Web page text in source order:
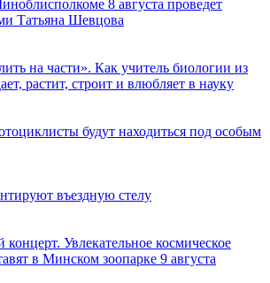
8 августа проведет
Татьяна Шевцова
на части». Как учитель биологии из
растит, строит и влюбляет в науку
будут находиться под особым
въездную стелу
Увлекательное космическое
в Минском зоопарке 9 августа